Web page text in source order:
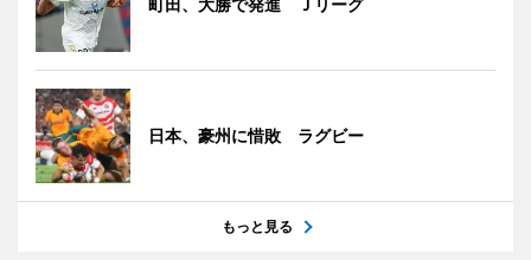
町田、大勝で発進 Ｊリーグ
日本、豪州に惜敗 ラグビー
もっと見る